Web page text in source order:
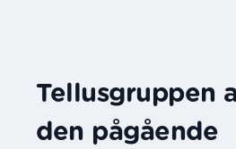
Tellusgruppen
den på­gående